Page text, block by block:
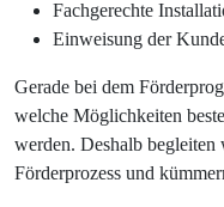
Fachgerechte
Einweisung der
Gerade bei dem
welche Möglichkeiten
werden. Deshalb begleiten
Förderprozess und